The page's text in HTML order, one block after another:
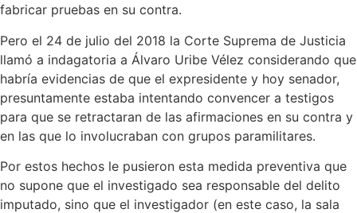
fabricar pruebas en su contra.
Pero el 24 de julio del 2018 la Corte Suprema de Justicia
llamó a indagatoria a Álvaro Uribe Vélez considerando que
habría evidencias de que el expresidente y hoy senador,
presuntamente estaba intentando convencer a testigos
para que se retractaran de las afirmaciones en su contra y
en las que lo involucraban con grupos paramilitares.
Por estos hechos le pusieron esta medida preventiva que
no supone que el investigado sea responsable del delito
imputado, sino que el investigador (en este caso, la sala